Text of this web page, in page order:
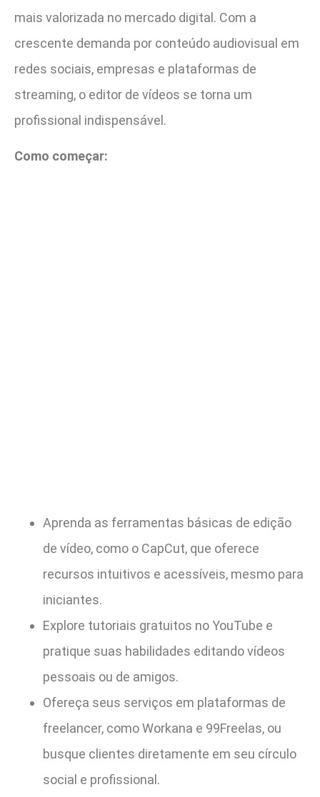
mais valorizada no mercado digital. Com a
crescente demanda por conteúdo audiovisual em
redes sociais, empresas e plataformas de
streaming, o editor de vídeos se torna um
profissional indispensável.
Como começar:
Aprenda as ferramentas básicas de edição
de vídeo, como o CapCut, que oferece
recursos intuitivos e acessíveis, mesmo para
iniciantes.
Explore tutoriais gratuitos no YouTube e
pratique suas habilidades editando vídeos
pessoais ou de amigos.
Ofereça seus serviços em plataformas de
freelancer, como Workana e 99Freelas, ou
busque clientes diretamente em seu círculo
social e profissional.